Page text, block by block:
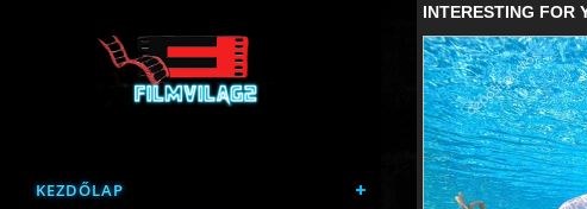
KEZDŐLAP